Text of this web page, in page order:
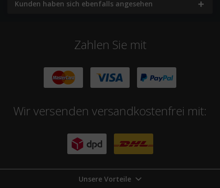
Kunden haben sich ebenfalls angesehen
Zahlen Sie mit
Wir versenden versandkostenfrei mit:
Unsere Vorteile